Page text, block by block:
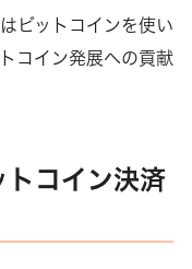
ビットコインを使い
コイン発展への貢献
トコイン決済